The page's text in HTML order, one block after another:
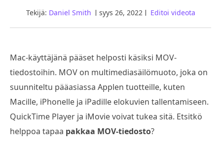
Tekijä: Daniel Smith syys 26, 2022 Editoi videota
Mac-käyttäjänä pääset helposti käsiksi MOV-
tiedostoihin. MOV on multimediasäilömuoto, joka on
suunniteltu pääasiassa Applen tuotteille, kuten
Macille, iPhonelle ja iPadille elokuvien tallentamiseen.
QuickTime Player ja iMovie voivat tukea sitä. Etsitkö
helppoa tapaa pakkaa MOV-tiedosto?